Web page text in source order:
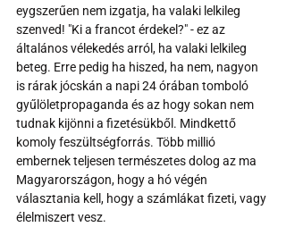
eygszerűen nem izgatja, ha valaki lelkileg
szenved! "Ki a francot érdekel?" - ez az
általános vélekedés arról, ha valaki lelkileg
beteg. Erre pedig ha hiszed, ha nem, nagyon
is rárak jócskán a napi 24 órában tomboló
gyűlöletpropaganda és az hogy sokan nem
tudnak kijönni a fizetésükből. Mindkettő
komoly feszültségforrás. Több millió
embernek teljesen természetes dolog az ma
Magyarországon, hogy a hó végén
választania kell, hogy a számlákat fizeti, vagy
élelmiszert vesz.